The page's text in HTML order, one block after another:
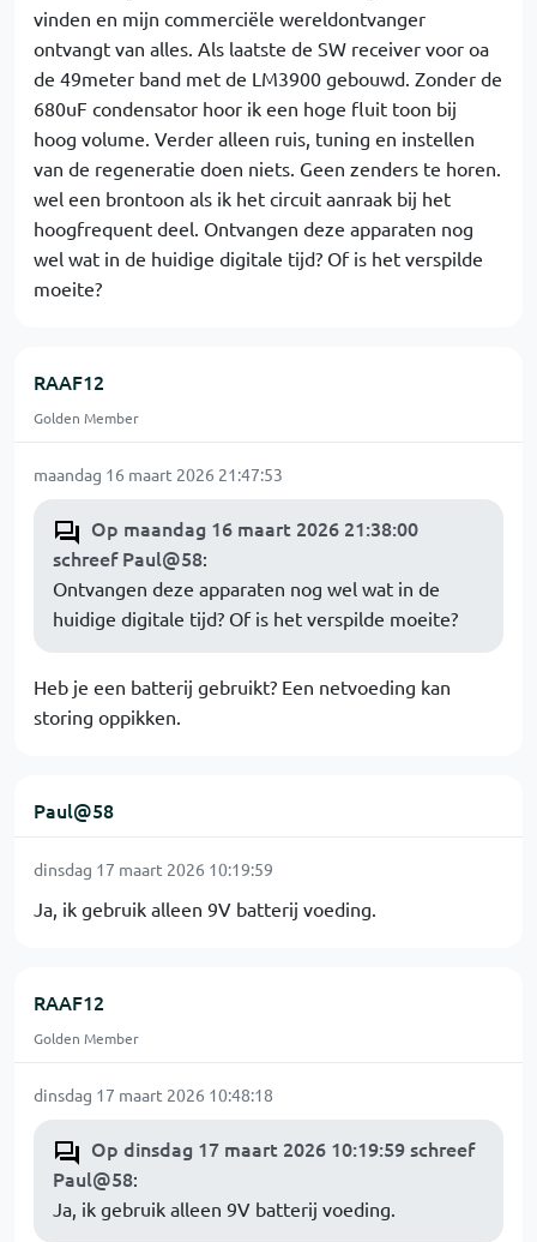
vinden en mijn commerciële wereldontvanger
ontvangt van alles. Als laatste de SW receiver voor oa
de 49meter band met de LM3900 gebouwd. Zonder de
680uF condensator hoor ik een hoge fluit toon bij
hoog volume. Verder alleen ruis, tuning en instellen
van de regeneratie doen niets. Geen zenders te horen.
wel een brontoon als ik het circuit aanraak bij het
hoogfrequent deel. Ontvangen deze apparaten nog
wel wat in de huidige digitale tijd? Of is het verspilde
moeite?
RAAF12
Golden Member
maandag 16 maart 2026 21:47:53
Op maandag 16 maart 2026 21:38:00
schreef Paul@58:
Ontvangen deze apparaten nog wel wat in de
huidige digitale tijd? Of is het verspilde moeite?
Heb je een batterij gebruikt? Een netvoeding kan
storing oppikken.
Paul@58
dinsdag 17 maart 2026 10:19:59
Ja, ik gebruik alleen 9V batterij voeding.
RAAF12
Golden Member
dinsdag 17 maart 2026 10:48:18
Op dinsdag 17 maart 2026 10:19:59 schreef
Paul@58:
Ja, ik gebruik alleen 9V batterij voeding.